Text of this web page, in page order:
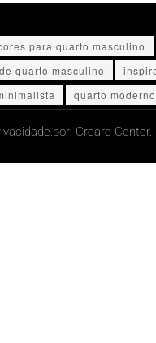
para quarto masculino
quarto masculino
quarto
por: Creare Center.